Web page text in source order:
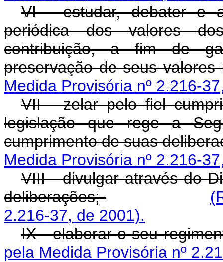
VI - estudar, debater e
periódica dos valores
contribuição, a fim de
preservação de seus
Medida Provisória nº 2.216-
VII - zelar pelo fiel
legislação que rege a
cumprimento de suas
Medida Provisória nº 2.216-
VIII - divulgar através do
deliberações;
2.216-37, de 2001).
IX - elaborar o seu
pela Medida Provisória nº